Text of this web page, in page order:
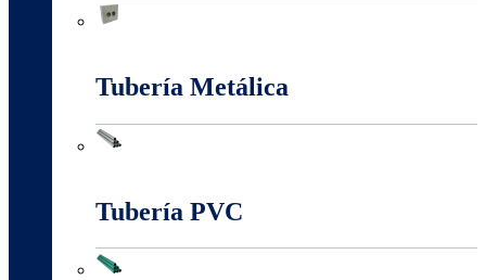
Tubería Metálica
Tubería PVC